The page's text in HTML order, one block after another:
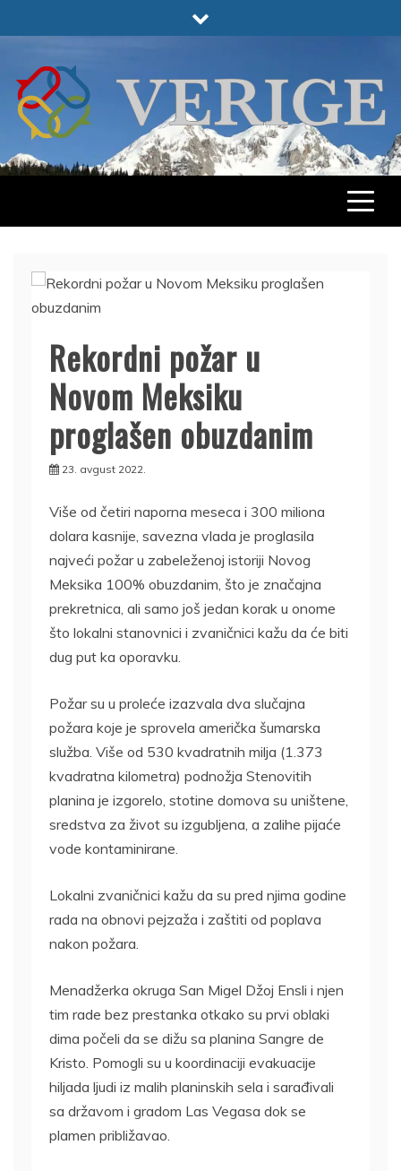
to
VERIGE
ODABRANO
Rekordni požar u
Novom Meksiku
proglašen obuzdanim
23. avgust 2022.
Više od četiri naporna meseca i 300 miliona
dolara kasnije, savezna vlada je proglasila
najveći požar u zabeleženoj istoriji Novog
Meksika 100% obuzdanim, što je značajna
prekretnica, ali samo još jedan korak u onome
što lokalni stanovnici i zvaničnici kažu da će biti
dug put ka oporavku.
Požar su u proleće izazvala dva slučajna
požara koje je sprovela američka šumarska
služba. Više od 530 kvadratnih milja (1.373
kvadratna kilometra) podnožja Stenovitih
planina je izgorelo, stotine domova su uništene,
sredstva za život su izgubljena, a zalihe pijaće
vode kontaminirane.
Lokalni zvaničnici kažu da su pred njima godine
rada na obnovi pejzaža i zaštiti od poplava
nakon požara.
Menadžerka okruga San Migel Džoj Ensli i njen
tim rade bez prestanka otkako su prvi oblaki
dima počeli da se dižu sa planina Sangre de
Kristo. Pomogli su u koordinaciji evakuacije
hiljada ljudi iz malih planinskih sela i sarađivali
sa državom i gradom Las Vegasa dok se
plamen približavao.